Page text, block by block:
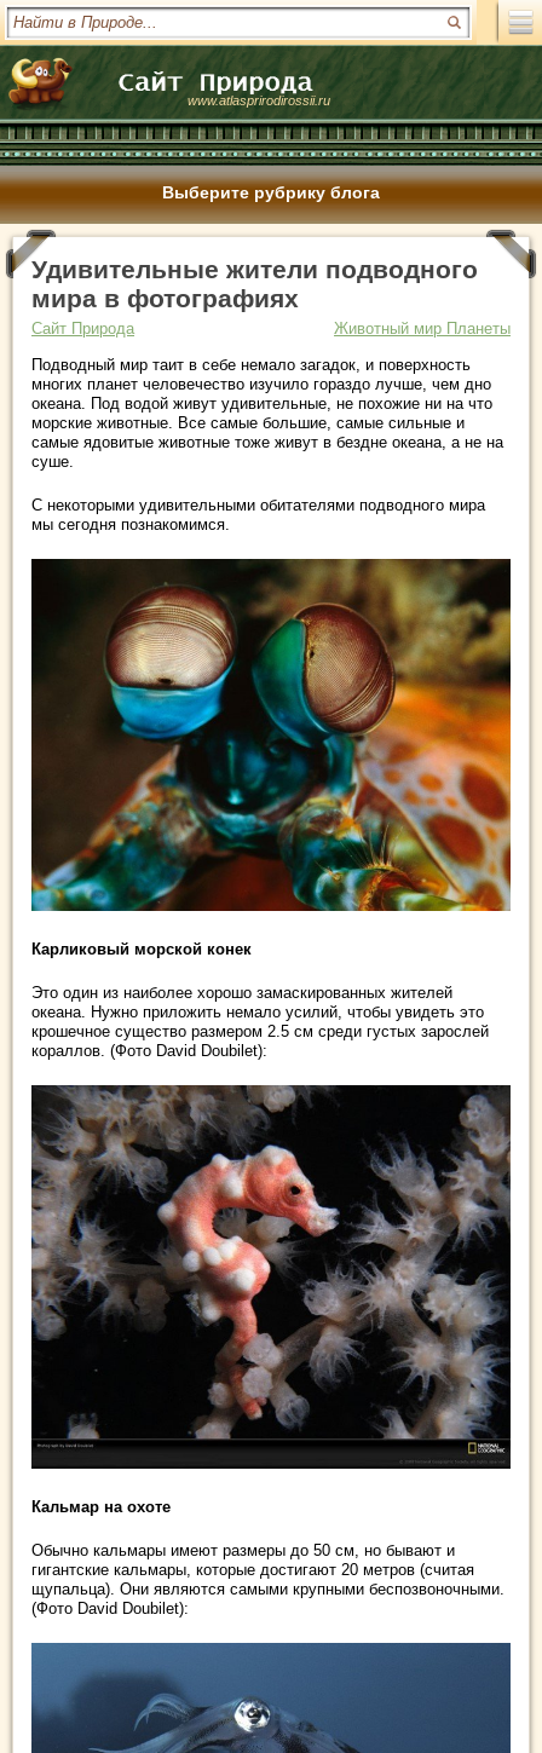
www.atlasprirodirossii.ru
Выберите рубрику блога
Удивительные жители подводного
мира в фотографиях
Сайт Природа
Животный мир Планеты
Подводный мир таит в себе немало загадок, и поверхность
многих планет человечество изучило гораздо лучше, чем дно
океана. Под водой живут удивительные, не похожие ни на что
морские животные. Все самые большие, самые сильные и
самые ядовитые животные тоже живут в бездне океана, а не на
суше.
С некоторыми удивительными обитателями подводного мира
мы сегодня познакомимся.
Карликовый морской конек
Это один из наиболее хорошо замаскированных жителей
океана. Нужно приложить немало усилий, чтобы увидеть это
крошечное существо размером 2.5 см среди густых зарослей
кораллов. (Фото David Doubilet):
Кальмар на охоте
Обычно кальмары имеют размеры до 50 см, но бывают и
гигантские кальмары, которые достигают 20 метров (считая
щупальца). Они являются самыми крупными беспозвоночными.
(Фото David Doubilet):